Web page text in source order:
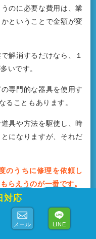
対応
メール LINE
のに必要な費用は、業
ということで金額が変
解消するだけなら、１
いです。
専門的な器具を使用す
ることもあります。
具や方法を駆使し、時
になりますが、それだ
のうちに修理を依頼し
らえうのが一番です。
額が異なります。